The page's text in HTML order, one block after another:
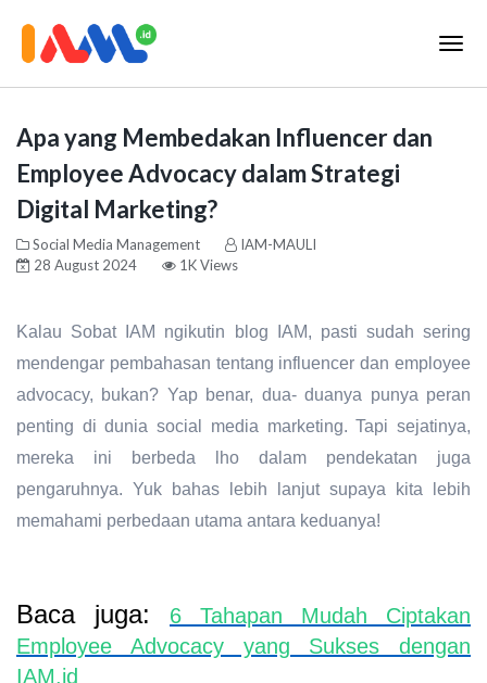
Apa yang Membedakan Influencer dan
Employee Advocacy dalam Strategi
Digital Marketing?
Social Media Management
IAM-MAULI
28 August 2024
1K Views
Kalau Sobat IAM ngikutin blog IAM, pasti sudah sering
mendengar pembahasan tentang influencer dan employee
advocacy, bukan? Yap benar, dua- duanya punya peran
penting di dunia social media marketing. Tapi sejatinya,
mereka ini berbeda lho dalam pendekatan juga
pengaruhnya. Yuk bahas lebih lanjut supaya kita lebih
memahami perbedaan utama antara keduanya!
Baca juga:
6 Tahapan Mudah Ciptakan
Employee Advocacy yang Sukses dengan
IAM.id